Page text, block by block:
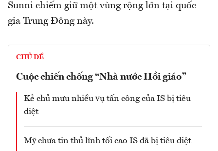
Sunni chiếm giữ một vùng rộng lớn tại quốc
gia Trung Đông này.
CHỦ ĐỀ
Cuộc chiến chống “Nhà nước Hồi giáo”
Kẻ chủ mưu nhiều vụ tấn công của IS bị tiêu
diệt
Mỹ chưa tin thủ lĩnh tối cao IS đã bị tiêu diệt